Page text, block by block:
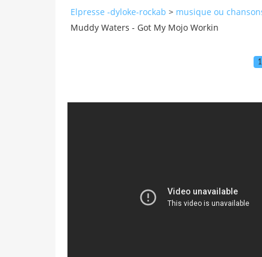
Elpresse -dyloke-rockab > musique ou
Muddy Waters - Got My Mojo Workin